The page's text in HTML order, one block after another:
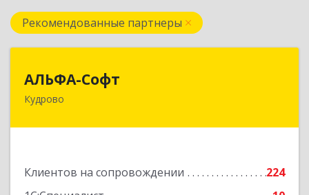
Рекомендованные партнеры
АЛЬФА-Софт
Кудрово
Клиентов на сопровождении
224
188692, Ленинградская обл, Всеволожский м.р-
Подробнее